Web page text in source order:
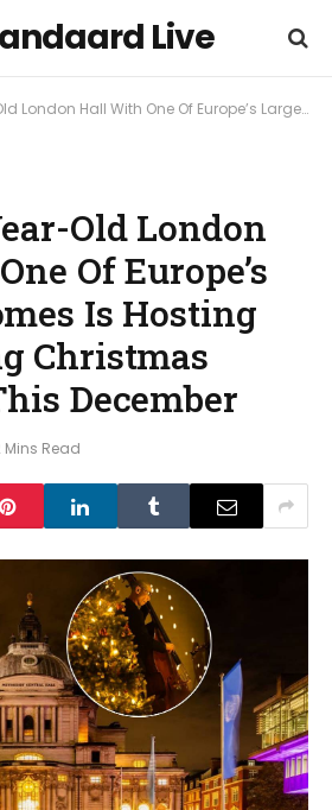
Live
One Of Europe’s Largest Domes Is Hosting Enchanting Christmas Concerts This December
Old London
Of Europe’s
Is Hosting
Christmas
December
Mins Read